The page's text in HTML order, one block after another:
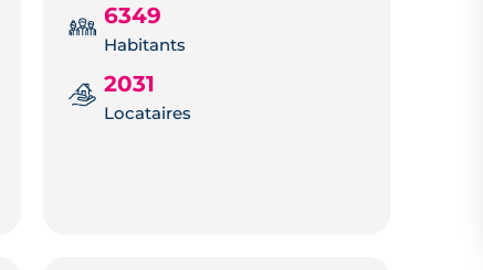
6349
Habitants
2031
Locataires